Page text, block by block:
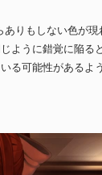
りもしない色が現
ように錯覚に陥る
る可能性があるよ